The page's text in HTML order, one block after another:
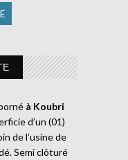
à Koubri
d’un (01)
de l’usine de
Semi clôturé